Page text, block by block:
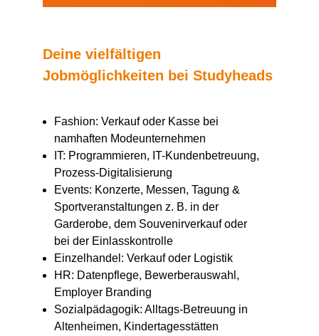
Deine vielfältigen
Jobmöglichkeiten bei Studyheads
Fashion: Verkauf oder Kasse bei
namhaften Modeunternehmen
IT: Programmieren, IT-Kundenbetreuung,
Prozess-Digitalisierung
Events: Konzerte, Messen, Tagung &
Sportveranstaltungen z. B. in der
Garderobe, dem Souvenirverkauf oder
bei der Einlasskontrolle
Einzelhandel: Verkauf oder Logistik
HR: Datenpflege, Bewerberauswahl,
Employer Branding
Sozialpädagogik: Alltags-Betreuung in
Altenheimen, Kindertagesstätten